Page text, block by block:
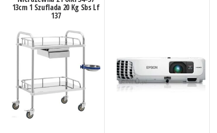
13cm 1 Szuflada 20 Kg Sbs Lf
137